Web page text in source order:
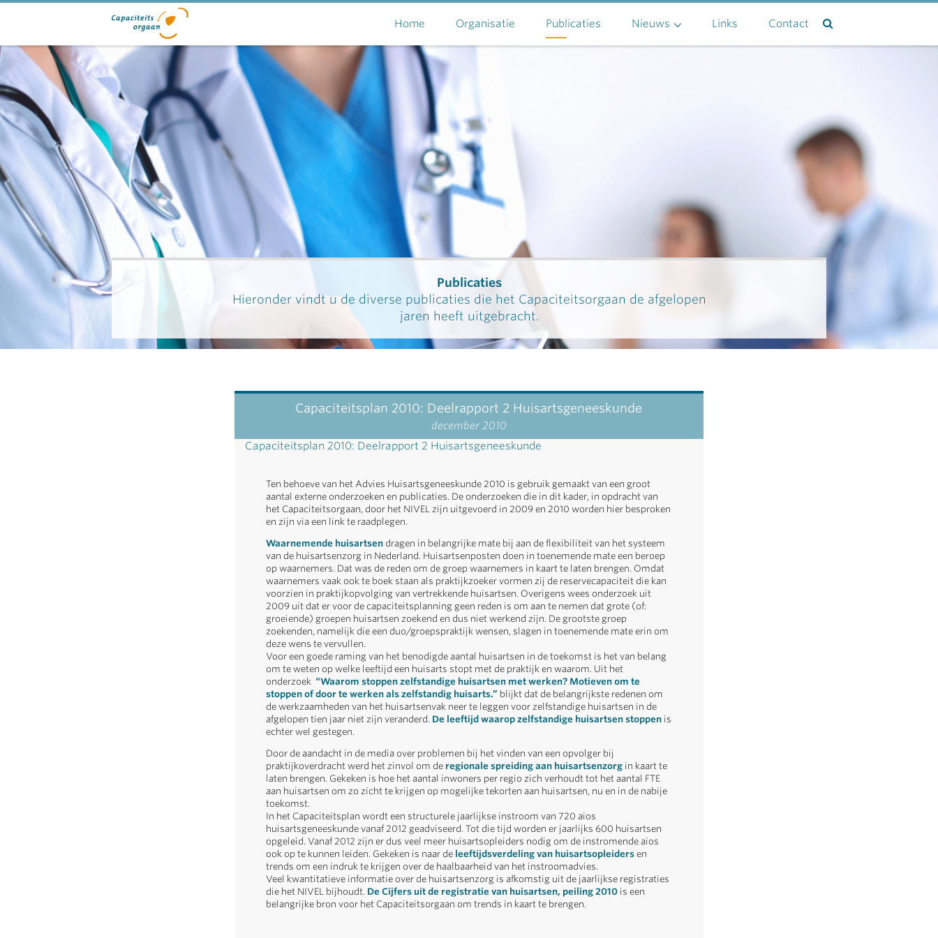
Home Organisatie Publicaties Nieuws Links Contact
Publicaties
Hieronder vindt u de diverse publicaties die het Capaciteitsorgaan de afgelopen
jaren heeft uitgebracht.
Capaciteitsplan 2010: Deelrapport 2 Huisartsgeneeskunde
december 2010
Capaciteitsplan 2010: Deelrapport 2 Huisartsgeneeskunde
Ten behoeve van het Advies Huisartsgeneeskunde 2010 is gebruik gemaakt van een groot
aantal externe onderzoeken en publicaties. De onderzoeken die in dit kader, in opdracht van
het Capaciteitsorgaan, door het NIVEL zijn uitgevoerd in 2009 en 2010 worden hier besproken
en zijn via een link te raadplegen.
Waarnemende huisartsen dragen in belangrijke mate bij aan de flexibiliteit van het systeem
van de huisartsenzorg in Nederland. Huisartsenposten doen in toenemende mate een beroep
op waarnemers. Dat was de reden om de groep waarnemers in kaart te laten brengen. Omdat
waarnemers vaak ook te boek staan als praktijkzoeker vormen zij de reservecapaciteit die kan
voorzien in praktijkopvolging van vertrekkende huisartsen. Overigens wees onderzoek uit
2009 uit dat er voor de capaciteitsplanning geen reden is om aan te nemen dat grote (of:
groeiende) groepen huisartsen zoekend en dus niet werkend zijn. De grootste groep
zoekenden, namelijk die een duo/groepspraktijk wensen, slagen in toenemende mate erin om
deze wens te vervullen.
Voor een goede raming van het benodigde aantal huisartsen in de toekomst is het van belang
om te weten op welke leeftijd een huisarts stopt met de praktijk en waarom. Uit het
onderzoek “Waarom stoppen zelfstandige huisartsen met werken? Motieven om te
stoppen of door te werken als zelfstandig huisarts.” blijkt dat de belangrijkste redenen om
de werkzaamheden van het huisartsenvak neer te leggen voor zelfstandige huisartsen in de
afgelopen tien jaar niet zijn veranderd. De leeftijd waarop zelfstandige huisartsen stoppenis
echter wel gestegen.
Door de aandacht in de media over problemen bij het vinden van een opvolger bij
praktijkoverdracht werd het zinvol om de regionale spreiding aan huisartsenzorg in kaart te
laten brengen. Gekeken is hoe het aantal inwoners per regio zich verhoudt tot het aantal FTE
aan huisartsen om zo zicht te krijgen op mogelijke tekorten aan huisartsen, nu en in de nabije
toekomst.
In het Capaciteitsplan wordt een structurele jaarlijkse instroom van 720 aios
huisartsgeneeskunde vanaf 2012 geadviseerd. Tot die tijd worden er jaarlijks 600 huisartsen
opgeleid. Vanaf 2012 zijn er dus veel meer huisartsopleiders nodig om de instromende aios
ook op te kunnen leiden. Gekeken is naar de leeftijdsverdeling van huisartsopleidersen
trends om een indruk te krijgen over de haalbaarheid van het instroomadvies.
Veel kwantitatieve informatie over de huisartsenzorg is afkomstig uit de jaarlijkse registraties
die het NIVEL bijhoudt. De Cijfers uit de registratie van huisartsen, peiling 2010is een
belangrijke bron voor het Capaciteitsorgaan om trends in kaart te brengen.